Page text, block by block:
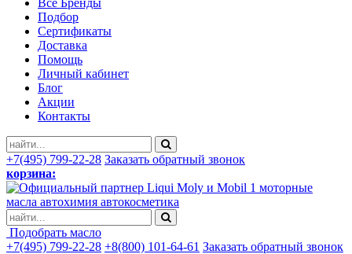
Все Бренды
Подбор
Сертификаты
Доставка
Помощь
Личный кабинет
Блог
Акции
Контакты
+7(495) 799-22-28 Заказать обратный звонок
корзина:
моторные
масла автохимия автокосметика
Подобрать масло
+7(495) 799-22-28 +8(800) 101-64-61 Заказать обратный звонок